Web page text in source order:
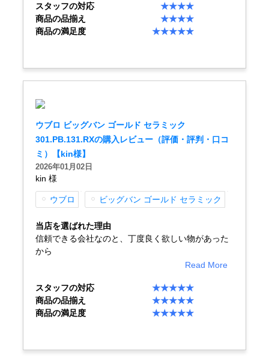
求人情報
買取サロン
スタッフの対応
★★★★
商品の品揃え
★★★★
商品の満足度
★★★★★
ウブロ ビッグバン ゴールド セラミック
301.PB.131.RXの購入レビュー（評価・評判・口コ
ミ）【kin様】
2026年01月02日
kin 様
ウブロ ビッグバン ゴールド セラミック
当店を選ばれた理由
信頼できる会社なのと、丁度良く欲しい物があった
から
Read More
スタッフの対応
★★★★★
商品の品揃え
★★★★★
商品の満足度
★★★★★